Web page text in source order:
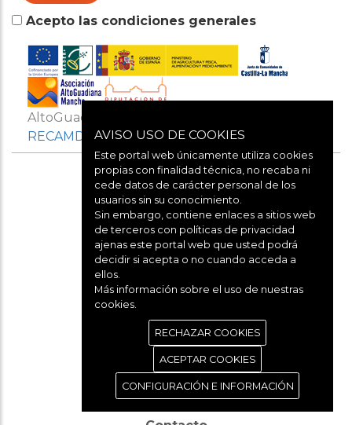
Acepto las condiciones generales
AltoGuadianaMancha es miembro de
RECAMDERYREDR
Política de cookies
Política de privacidad
AVISO USO DE COOKIES
Este portal web únicamente utiliza cookies
propias con finalidad técnica, no recaba ni
cede datos de carácter personal de los
usuarios sin su conocimiento.
Sin embargo, contiene enlaces a sitios web
de terceros con políticas de privacidad
ajenas este portal web que usted podrá
decidir si acepta o no cuando acceda a
ellos.
Más información sobre el uso de nuestras
cookies.
RECHAZAR COOKIES
ACEPTAR COOKIES
CONFIGURACIÓN E INFORMACIÓN